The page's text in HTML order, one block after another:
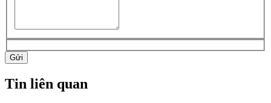
Gửi
Tin liên quan